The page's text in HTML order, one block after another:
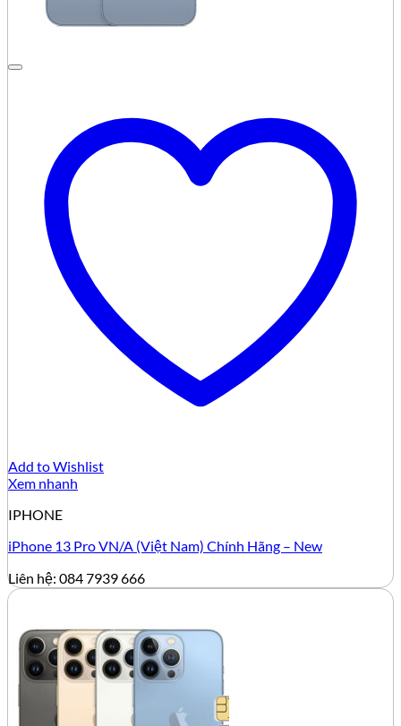
Add to Wishlist
Xem nhanh
IPHONE
iPhone 13 Pro VN/A (Việt Nam) Chính Hãng – New
Liên hệ: 084 7939 666